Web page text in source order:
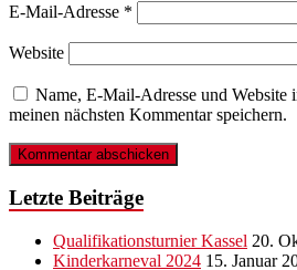
E-Mail-Adresse *
Website
Name, E-Mail-Adresse und Website
meinen nächsten Kommentar speichern.
Letzte Beiträge
Qualifikationsturnier Kassel 20.
Kinderkarneval 2024 15. Januar